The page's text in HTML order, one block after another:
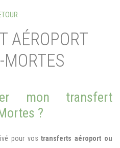
AÉROPORT
mon transfert
?
pour vostransferts aéroport ou